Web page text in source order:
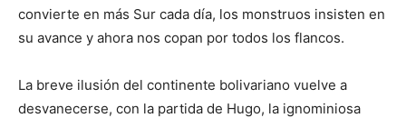
convierte en más Sur cada día, los monstruos insisten en
su avance y ahora nos copan por todos los flancos.
La breve ilusión del continente bolivariano vuelve a
desvanecerse, con la partida de Hugo, la ignominiosa